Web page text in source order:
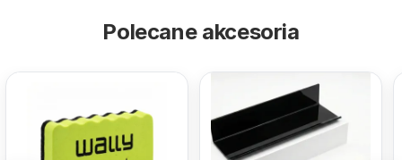
Polecane akcesoria